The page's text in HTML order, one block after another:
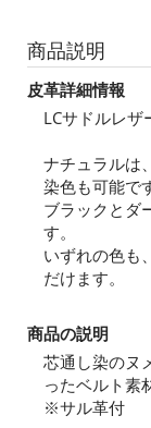
商品説明
皮革詳細情報
LCサドルレザ
ナチュラルは
染色も可能で
ブラックとダ
す。
いずれの色も
だけます。
商品の説明
芯通し染のヌ
ったベルト素
※サル革付